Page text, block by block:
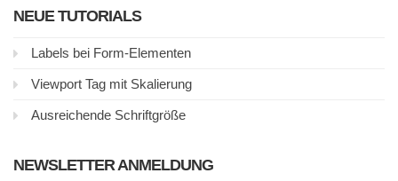
NEUE TUTORIALS
Labels bei Form-Elementen
Viewport Tag mit Skalierung
Ausreichende Schriftgröße
NEWSLETTER ANMELDUNG